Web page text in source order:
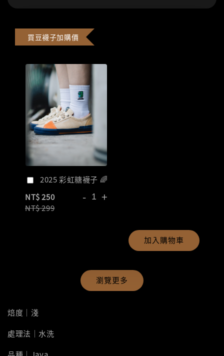
買豆襪子加購價
2025 彩虹糖襪子 🌈
NT$ 250
NT$ 299
- +
加入購物車
瀏覽更多
焙度｜淺
處理法｜水洗